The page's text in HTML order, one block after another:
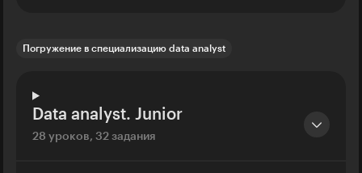
Погружение в специализацию data analyst
Data analyst. Junior
28 уроков, 32 задания